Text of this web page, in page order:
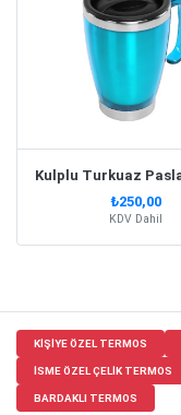
₺250,00
KDV Dahil
KIŞIYE ÖZEL TERMOS
ISME ÖZEL ÇELIK TERMOS
BARDAKLI TERMOS